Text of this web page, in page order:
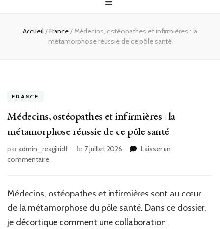
Accueil/France/Médecins, ostéopathes et infirmières : la
métamorphose réussie de ce pôle santé
FRANCE
Médecins, ostéopathes et infirmières : la
métamorphose réussie de ce pôle santé
paradmin_reagjiridf le 7 juillet 2026
Laisser un
commentairesur
infirmières
:
la
Médecins, ostéopathes et infirmières sont au cœur
de la métamorphose du pôle santé. Dans ce dossier,
je décortique comment une collaboration